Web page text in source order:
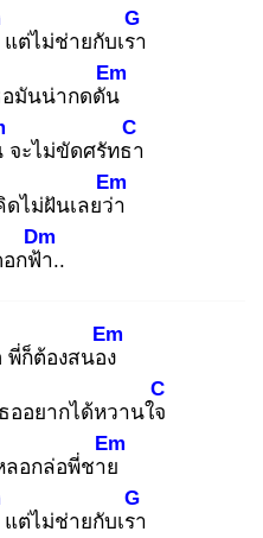
แต่ไม่ช่ายกับเรา
G
อมันน่ากดดัน
Em
จะไม่ขัดศรัทธา
C
ไม่ฝันเลยว่า
Em
กฟ้า
Dm
..
พี่ก็ต้องสนอง
Em
ออยากได้หวานใจ
C
ลอกล่อพี่ชาย
Em
แต่ไม่ช่ายกับเรา
G